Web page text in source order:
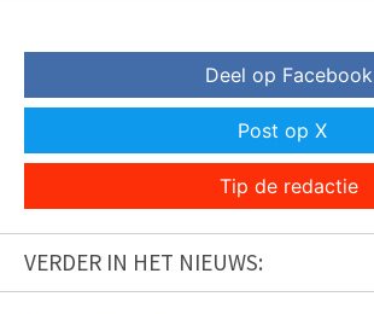
Deel op Facebook
Post op X
Tip de redactie
VERDER IN HET NIEUWS: